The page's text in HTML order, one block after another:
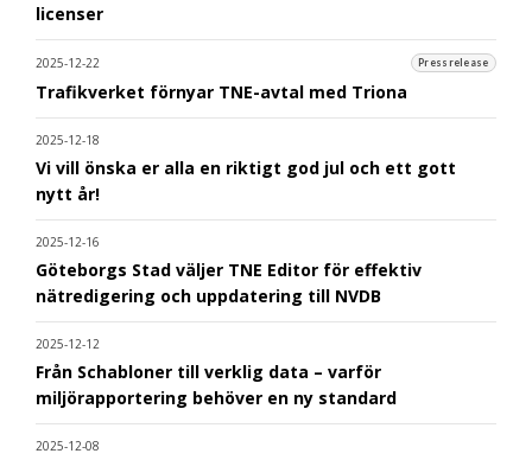
licenser
2025-12-22 Pressrelease
Trafikverket förnyar TNE-avtal med Triona
2025-12-18
Vi vill önska er alla en riktigt god jul och ett gott
nytt år!
2025-12-16
Göteborgs Stad väljer TNE Editor för effektiv
nätredigering och uppdatering till NVDB
2025-12-12
Från Schabloner till verklig data – varför
miljörapportering behöver en ny standard
2025-12-08